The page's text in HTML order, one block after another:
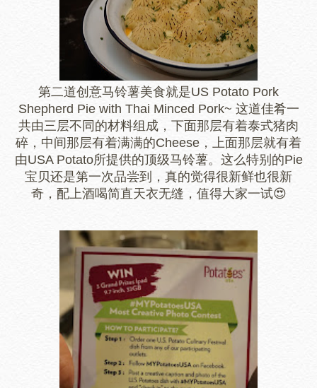
第二道创意马铃薯美食就是US Potato Pork
Shepherd Pie with Thai Minced Pork~ 这道佳肴一
共由三层不同的材料组成，下面那层有着泰式猪肉
碎，中间那层有着满满的Cheese，上面那层就有着
由USA Potato所提供的顶级马铃薯。这么特别的Pie
宝贝还是第一次品尝到，真的觉得很新鲜也很新
奇，配上酒喝简直天衣无缝，值得大家一试😍